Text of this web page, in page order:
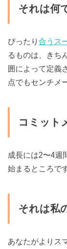
それは何
ぴったり合うス
るものは、きち
囲によって定義
点でもセンチメ
コミット
成長には2〜4週
始まるところで
それは私
あなたがよりス